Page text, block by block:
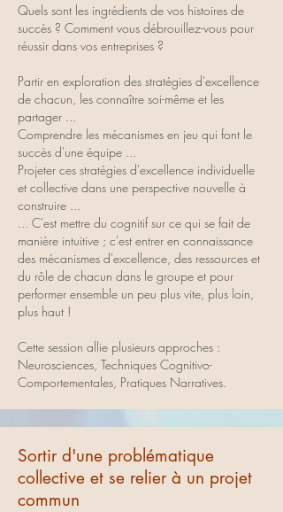
Quels sont les ingrédients de vos histoires de
succès ? Comment vous débrouillez-vous pour
réussir dans vos entreprises ?
Partir en exploration des stratégies d'excellence
de chacun, les connaître soi-même et les
partager ...
Comprendre les mécanismes en jeu qui font le
succès d'une équipe ...
Projeter ces stratégies d'excellence individuelle
et collective dans une perspective nouvelle à
construire ...
... C'est mettre du cognitif sur ce qui se fait de
manière intuitive ; c'est entrer en connaissance
des mécanismes d'excellence, des ressources et
du rôle de chacun dans le groupe et pour
performer ensemble un peu plus vite, plus loin,
plus haut !
Cette session allie plusieurs approches :
Neurosciences, Techniques Cognitivo-
Comportementales, Pratiques Narratives.
Sortir d'une problématique
collective et se relier à un projet
commun